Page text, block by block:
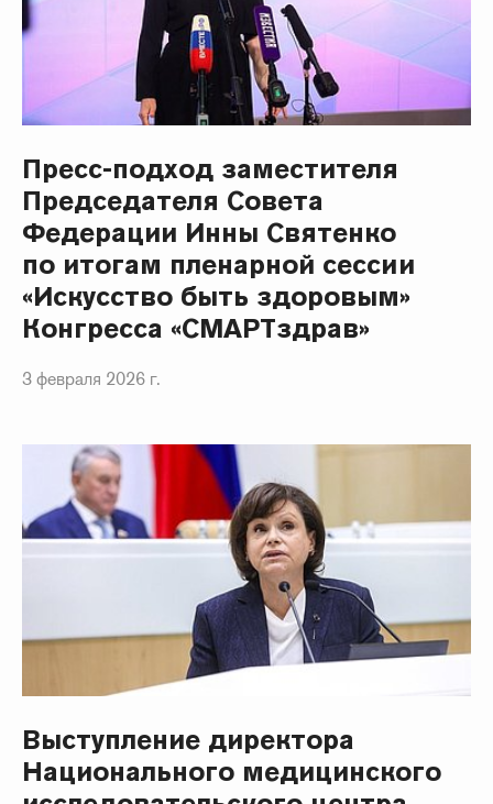
Пресс-подход заместителя
Председателя Совета
Федерации Инны Святенко
по итогам пленарной сессии
«Искусство быть здоровым»
Конгресса «СМАРТздрав»
3 февраля 2026 г.
Выступление директора
Национального медицинского